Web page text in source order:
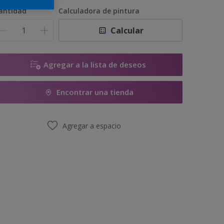
17,4 L
Calculadora de pintura
Calcular
Agregar a la lista de deseos
Encontrar una tienda
Agregar a espacio